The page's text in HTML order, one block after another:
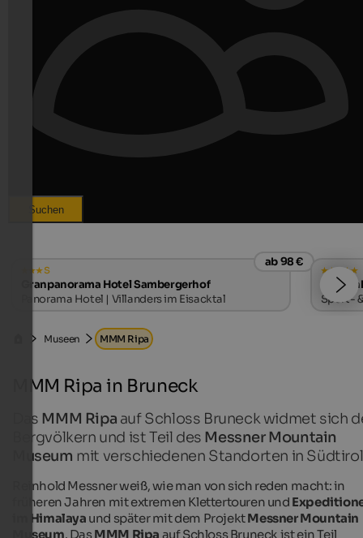
Suchen
s
ab 98 €
Granpanorama Hotel Sambergerhof
Panorama Hotel | Villanders im Eisacktal
Sport-
Museen MMM Ripa
MMM Ripa in Bruneck
Das MMM Ripa auf Schloss Bruneck widmet sich
Bergvölkern und ist Teil des Messner Mountain
Museum mit verschiedenen Standorten in
Reinhold Messner weiß, wie man von sich reden macht: in
früheren Jahren mit extremen Klettertouren und
im Himalaya und später mit dem ProjektMessner Mountain
Museum. DasMMM Ripa auf Schloss Bruneck ist ein Teil